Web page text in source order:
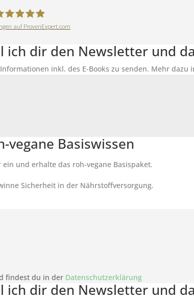
auf ProvenExpert.com
dir den Newsletter und
inkl. des E-Books zu senden. Mehr dazu
vegane Basiswissen
und erhalte das roh-vegane Basispaket.
Sicherheit in der Nährstoffversorgung.
findest du in der Datenschutzerklärung
dir den Newsletter und